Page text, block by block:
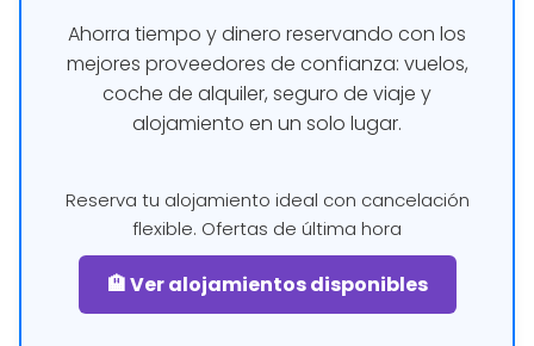
Ahorra tiempo y dinero reservando con los
mejores proveedores de confianza: vuelos,
coche de alquiler, seguro de viaje y
alojamiento en un solo lugar.
Reserva tu alojamiento ideal con cancelación
flexible. Ofertas de última hora
🏨 Ver alojamientos disponibles